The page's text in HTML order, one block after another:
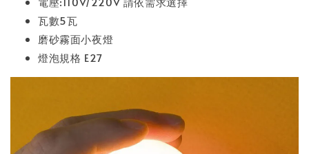
瓦數5瓦
磨砂霧面小夜燈
燈泡規格 E27